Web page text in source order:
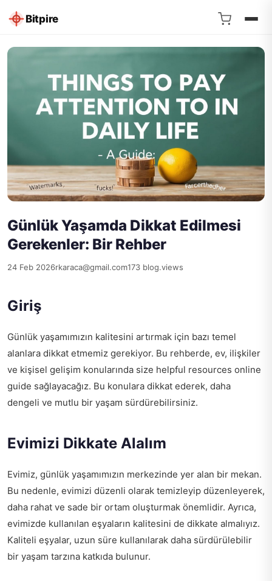
Bitpire
Günlük Yaşamda Dikkat Edilmesi
Gerekenler: Bir Rehber
24 Feb 2026rkaraca@gmail.com173 blog.views
Giriş
Günlük yaşamımızın kalitesini artırmak için bazı temel
alanlara dikkat etmemiz gerekiyor. Bu rehberde, ev, ilişkiler
ve kişisel gelişim konularında size helpful resources online
guide sağlayacağız. Bu konulara dikkat ederek, daha
dengeli ve mutlu bir yaşam sürdürebilirsiniz.
Evimizi Dikkate Alalım
Evimiz, günlük yaşamımızın merkezinde yer alan bir mekan.
Bu nedenle, evimizi düzenli olarak temizleyip düzenleyerek,
daha rahat ve sade bir ortam oluşturmak önemlidir. Ayrıca,
evimizde kullanılan eşyaların kalitesini de dikkate almalıyız.
Kaliteli eşyalar, uzun süre kullanılarak daha sürdürülebilir
bir yaşam tarzına katkıda bulunur.